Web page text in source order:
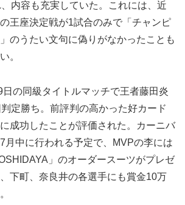
内容も充実していた。これには、近
王座決定戦が1試合のみで「チャンピ
のうたい文句に偽りがなかったことも
。
の同級タイトルマッチで王者藤田炎
定勝ち。前評判の高かった好カード
成功したことが評価された。カーニバ
月中に行われる予定で、MVPの李には
」のオーダースーツがプレゼ
下町、奈良井の各選手にも賞金10万